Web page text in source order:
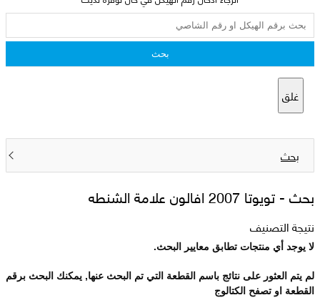
بحث
غلق
بحث
بحث -تويوتا 2007 افالون علامة الشنطه
نتيجة التصنيف
لا يوجد أي منتجات تطابق معايير البحث.
لم يتم العثور على نتائج باسم القطعة التي تم البحث عنها, يمكنك البحث برقم
القطعة او تصفح الكتالوج